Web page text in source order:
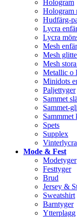
Hologram
Hologram
Hudfärg-
Lycra
Lycra
Mesh
Mesh
Mesh
Metallic o
Minidots
Paljettyger
Sammet
Sammet-
Sammmet
Spets
Supplex
Vinterlycra
Mode & Fest
Modetyger
Festtyger
Brud
Jersey &
Sweatshirt
Barntyger
Ytterplagg